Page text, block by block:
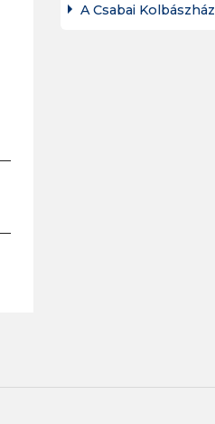
A Csabai Kolbászház